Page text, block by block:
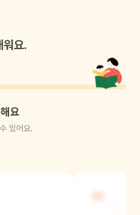
무 무겁게 생각하지 않고,
을 찾을 수 있기를 기대해요.
워요.
요
있어요.